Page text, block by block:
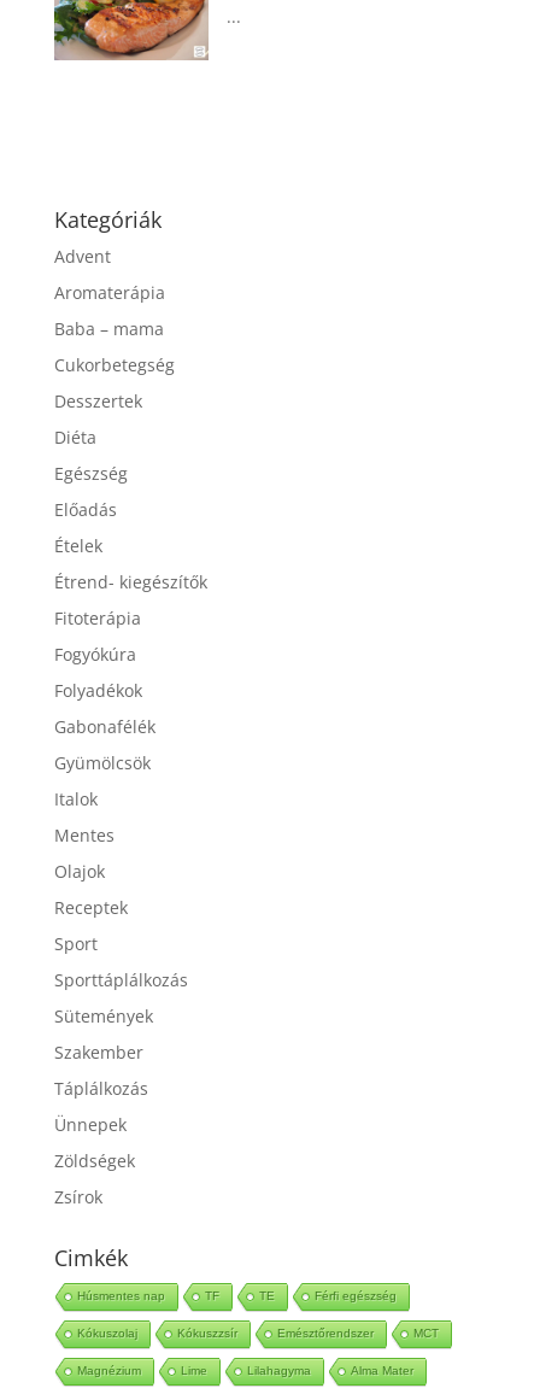
...
Kategóriák
Advent
Aromaterápia
Baba – mama
Cukorbetegség
Desszertek
Diéta
Egészség
Előadás
Ételek
Étrend- kiegészítők
Fitoterápia
Fogyókúra
Folyadékok
Gabonafélék
Gyümölcsök
Italok
Mentes
Olajok
Receptek
Sport
Sporttáplálkozás
Sütemények
Szakember
Táplálkozás
Ünnepek
Zöldségek
Zsírok
Cimkék
Húsmentes nap TF TE Férfi egészség
Kókuszolaj Kókuszzsír Emésztőrendszer MCT
Magnézium Lime Lilahagyma Alma Mater